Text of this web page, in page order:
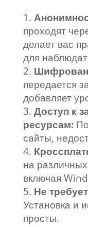
проходят
делает вас
для
передается
добавляет
Доступ к
ресурсам:
сайты,
на
включая
Не
Установка и
просты.